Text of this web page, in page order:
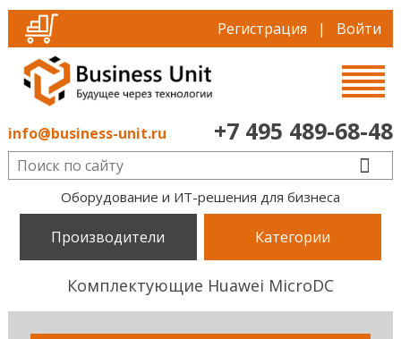
Регистрация | Войти
info@business-unit.ru +7 495 489-68-48
Оборудование и ИТ-решения для бизнеса
Производители Категории
Комплектующие Huawei MicroDC